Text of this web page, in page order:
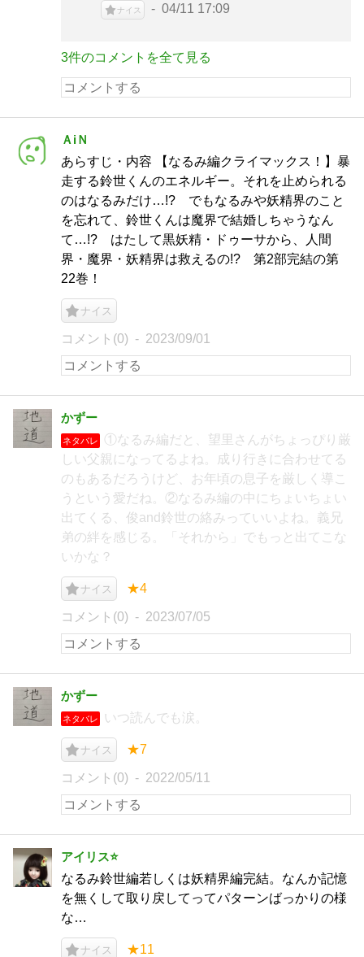
ナイス 04/11 17:09
3件のコメントを全て見る
ＡiＮ
あらすじ・内容 【なるみ編クライマックス！】暴
走する鈴世くんのエネルギー。それを止められる
のはなるみだけ…!? でもなるみや妖精界のこと
を忘れて、鈴世くんは魔界で結婚しちゃうなん
て…!? はたして黒妖精・ドゥーサから、人間
界・魔界・妖精界は救えるの!? 第2部完結の第
22巻！
ナイス
コメント(0) 2023/09/01
かずー
ネタバレ
①なるみ編だと、望里さんがちょっぴり厳
しい父親になってるよね。成り行きに合わせてる
のもあるだろうけど、お年頃の息子を厳しく導こ
うという愛だね。②なるみ編の中にちょいちょい
出てくる、俊and鈴世の絡みっていいよね。義兄
弟の絆を感じる。「それから」でもっと出てこな
いかな？
ナイス ★4
コメント(0) 2023/07/05
かずー
ネタバレ いつ読んでも涙。
ナイス ★7
コメント(0) 2022/05/11
アイリス⭐️
なるみ鈴世編若しくは妖精界編完結。なんか記憶
を無くして取り戻してってパターンばっかりの様
な…
ナイス ★11